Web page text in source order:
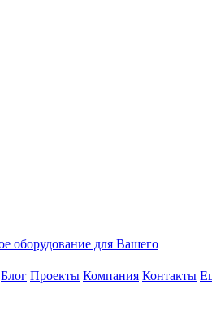
Блог Проекты Компания Контакты